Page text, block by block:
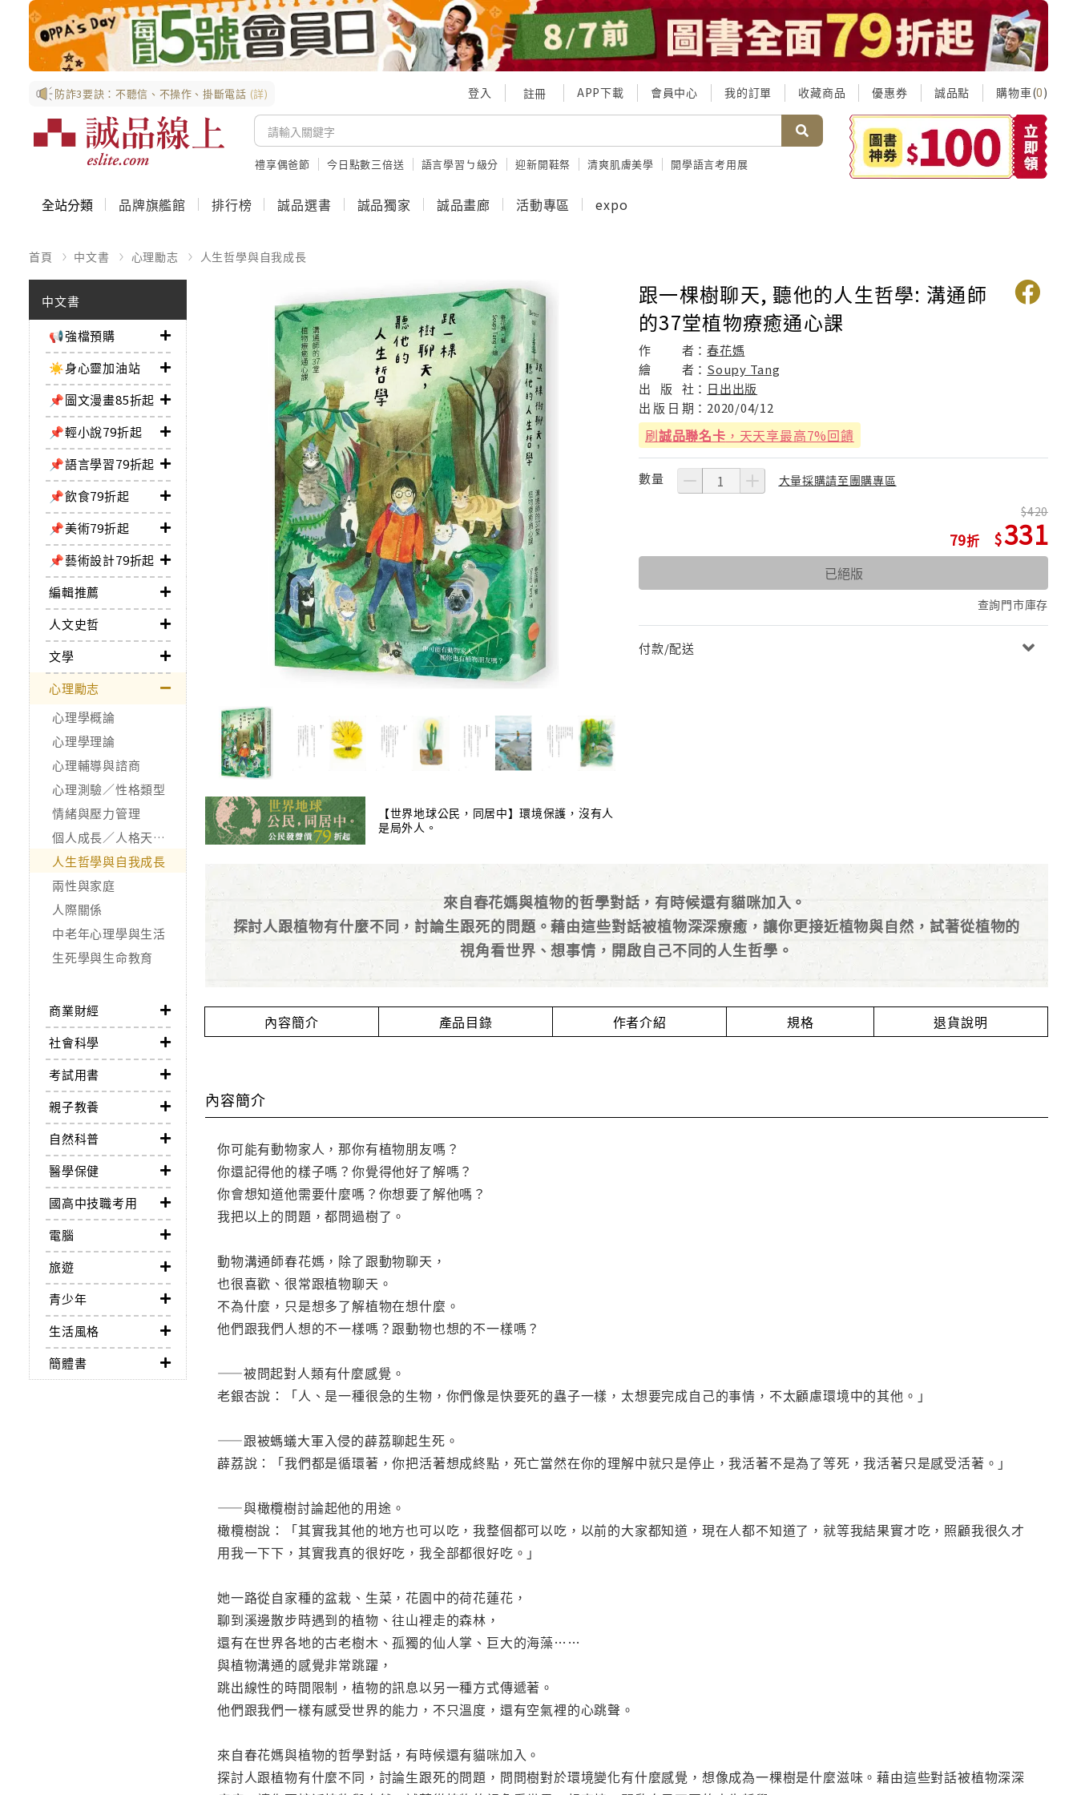
防詐3要訣：不聽信、不操作、掛斷電話 (詳) 登入 註冊 APP下載 會員中心 我的訂單 收藏商品 優惠券 誠品點 購物車(0)
禮享偶爸節 今日點數三倍送 語言學習ㄅ級分 迎新開鞋祭 清爽肌膚美學 開學語言考用展
全站分類 品牌旗艦館 排行榜 誠品選書 誠品獨家 誠品畫廊 活動專區 expo
首頁 中文書 心理勵志 人生哲學與自我成長
中文書
📢強檔預購
☀️身心靈加油站
📌圖文漫畫85折起
📌輕小說79折起
📌語言學習79折起
📌飲食79折起
📌美術79折起
📌藝術設計79折起
編輯推薦
人文史哲
文學
心理勵志
心理學概論
心理學理論
心理輔導與諮商
心理測驗／性格類型
情緒與壓力管理
個人成長／人格天賦／潛能開發
人生哲學與自我成長
兩性與家庭
人際關係
中老年心理學與生活
生死學與生命教育
商業財經
社會科學
考試用書
親子教養
自然科普
醫學保健
國高中技職考用
電腦
旅遊
青少年
生活風格
簡體書
【世界地球公民，同居中】環境保護，沒有人
是局外人。
跟一棵樹聊天, 聽他的人生哲學: 溝通師
的37堂植物療癒通心課
作 者：春花媽
繪
者： Soupy Tang
出
版 社： 日出出版
出 版 日 期： 2020/04/12
刷誠品聯名卡 ，天天享最高7%回饋
數量 大量採購請至團購專區
79
420
331
已絕版
查詢門市庫存
付款/配送
來自春花媽與植物的哲學對話，有時候還有貓咪加入。
探討人跟植物有什麼不同，討論生跟死的問題。藉由這些對話被植物深深療癒，讓你更接近植物與自然，試著從植物的
視角看世界、想事情，開啟自己不同的人生哲學。
內容簡介 產品目錄 作者介紹 規格 退貨說明
內容簡介
你可能有動物家人，那你有植物朋友嗎？
你還記得他的樣子嗎？你覺得他好了解嗎？
你會想知道他需要什麼嗎？你想要了解他嗎？
我把以上的問題，都問過樹了。
動物溝通師春花媽，除了跟動物聊天，
也很喜歡、很常跟植物聊天。
不為什麼，只是想多了解植物在想什麼。
他們跟我們人想的不一樣嗎？跟動物也想的不一樣嗎？
——被問起對人類有什麼感覺。
老銀杏說：「人、是一種很急的生物，你們像是快要死的蟲子一樣，太想要完成自己的事情，不太顧慮環境中的其他。」
——跟被螞蟻大軍入侵的薜荔聊起生死。
薜荔說：「我們都是循環著，你把活著想成終點，死亡當然在你的理解中就只是停止，我活著不是為了等死，我活著只是感受活著。」
——與橄欖樹討論起他的用途。
橄欖樹說：「其實我其他的地方也可以吃，我整個都可以吃，以前的大家都知道，現在人都不知道了，就等我結果實才吃，照顧我很久才
用我一下下，其實我真的很好吃，我全部都很好吃。」
她一路從自家種的盆栽、生菜，花園中的荷花蓮花，
聊到溪邊散步時遇到的植物、往山裡走的森林，
還有在世界各地的古老樹木、孤獨的仙人掌、巨大的海藻……
與植物溝通的感覺非常跳躍，
跳出線性的時間限制，植物的訊息以另一種方式傳遞著。
他們跟我們一樣有感受世界的能力，不只溫度，還有空氣裡的心跳聲。
來自春花媽與植物的哲學對話，有時候還有貓咪加入。
探討人跟植物有什麼不同，討論生跟死的問題，問問樹對於環境變化有什麼感覺，想像成為一棵樹是什麼滋味。藉由這些對話被植物深深